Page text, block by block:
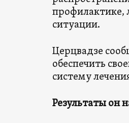
профилактике,
ситуации.
Церцвадзе
обеспечить
систему
Результаты он